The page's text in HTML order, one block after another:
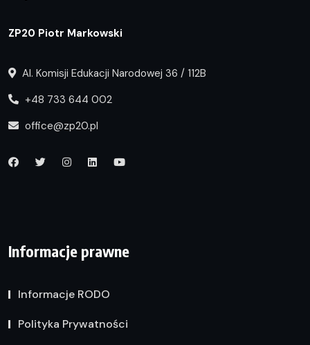
ZP20 Piotr Markowski
Al. Komisji Edukacji Narodowej 36 / 112B
+48 733 644 002
office@zp20.pl
Informacje prawne
Informacje RODO
Polityka Prywatności